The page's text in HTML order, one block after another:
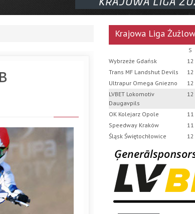
Krajowa Liga
S
Wybrzeże Gdańsk
12
Trans MF Landshut Devils
12
Ultrapur Omega Gniezno
12
LVBET Lokomotiv
Daugavpils
12
OK Kolejarz Opole 11
Speedway Kraków
11
Śląsk Świętochłowice
12